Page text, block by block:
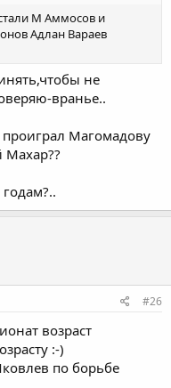
М Аммосов и
Адлан Вараев
не
вранье..
Магомадову
Махар??
#26
возраст
:-)
по борьбе